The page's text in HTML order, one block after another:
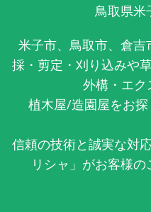
鳥取県米
米子市、鳥取市、倉
採・剪定・刈り込みや
外構・エク
植木屋/造園屋をお探
信頼の技術と誠実な対
リシャ」がお客様の